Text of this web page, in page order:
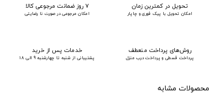
تحویل در کمترین زمان
امکان تحویل با پیک فوری و چاپار
۷ روز ضمانت مرجوعی کالا
امکان مرجوعی در صورت نا رضایتی
روش‌های پرداخت منعطف
پرداخت قسطی و پرداخت درب منزل
خدمات پس از خرید
پشتیبانی از شنبه تا چهارشنبه 9 الی 18
محصولات مشابه